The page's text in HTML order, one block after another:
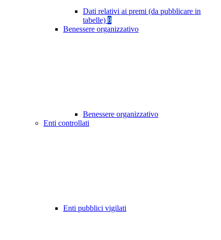
Dati relativi ai premi (da pubblicare in
tabelle) 8
Benessere organizzativo
Benessere organizzativo
Enti controllati
Enti pubblici vigilati